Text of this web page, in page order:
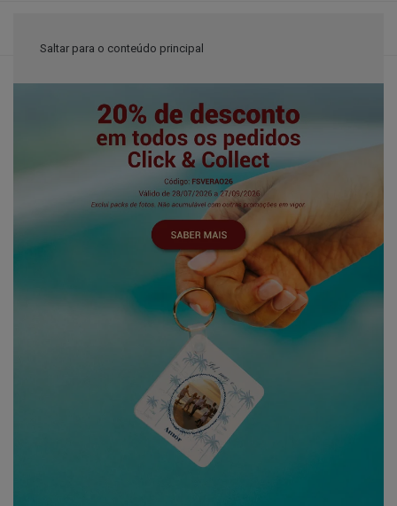
Saltar para o conteúdo principal